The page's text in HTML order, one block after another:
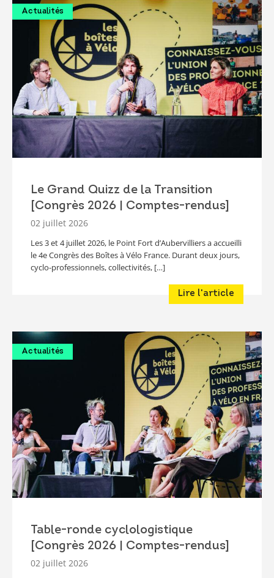
Actualités
Le Grand Quizz de la Transition
[Congrès 2026 | Comptes-rendus]
02 juillet 2026
Les 3 et 4 juillet 2026, le Point Fort d’Aubervilliers a accueilli
le 4e Congrès des Boîtes à Vélo France. Durant deux jours,
cyclo-professionnels, collectivités, […]
Lire l'article
Actualités
Table-ronde cyclologistique
[Congrès 2026 | Comptes-rendus]
02 juillet 2026